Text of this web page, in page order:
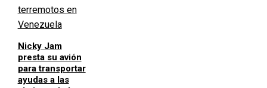
Nicky Jam
presta su avión
para transportar
ayudas a las